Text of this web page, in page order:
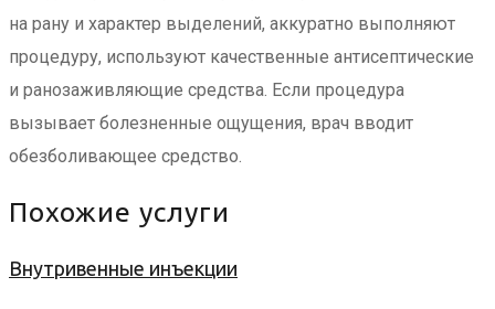
на рану и характер выделений, аккуратно выполняют
процедуру, используют качественные антисептические
и ранозаживляющие средства. Если процедура
вызывает болезненные ощущения, врач вводит
обезболивающее средство.
Похожие услуги
Внутривенные инъекции